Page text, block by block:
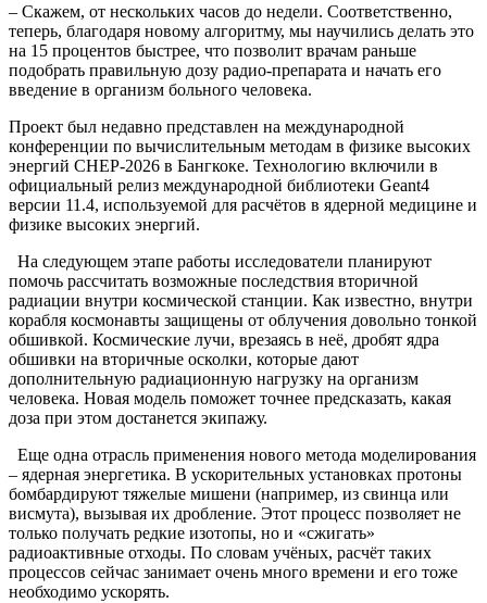
– Скажем, от нескольких часов до недели. Соответственно,
теперь, благодаря новому алгоритму, мы научились делать это
на 15 процентов быстрее, что позволит врачам раньше
подобрать правильную дозу радио-препарата и начать его
введение в организм больного человека.
Проект был недавно представлен на международной
конференции по вычислительным методам в физике высоких
энергий CHEP-2026 в Бангкоке. Технологию включили в
официальный релиз международной библиотеки Geant4
версии 11.4, используемой для расчётов в ядерной медицине и
физике высоких энергий.
На следующем этапе работы исследователи планируют
помочь рассчитать возможные последствия вторичной
радиации внутри космической станции. Как известно, внутри
корабля космонавты защищены от облучения довольно тонкой
обшивкой. Космические лучи, врезаясь в неё, дробят ядра
обшивки на вторичные осколки, которые дают
дополнительную радиационную нагрузку на организм
человека. Новая модель поможет точнее предсказать, какая
доза при этом достанется экипажу.
Еще одна отрасль применения нового метода моделирования
– ядерная энергетика. В ускорительных установках протоны
бомбардируют тяжелые мишени (например, из свинца или
висмута), вызывая их дробление. Этот процесс позволяет не
только получать редкие изотопы, но и «сжигать»
радиоактивные отходы. По словам учёных, расчёт таких
процессов сейчас занимает очень много времени и его тоже
необходимо ускорять.